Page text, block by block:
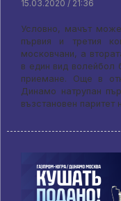
15.03.2020 / 21:36
Условно, мачът
първия и третия
московчани, а
в един вид волейбол
приемане. Още в
Динамо натрупан
възстановен паритет